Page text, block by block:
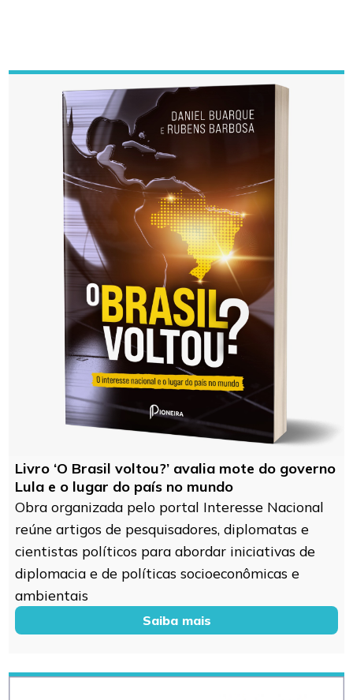
Livro ‘O Brasil voltou?’ avalia mote do governo
Lula e o lugar do país no mundo
Obra organizada pelo portal Interesse Nacional
reúne artigos de pesquisadores, diplomatas e
cientistas políticos para abordar iniciativas de
diplomacia e de políticas socioeconômicas e
ambientais
Saiba mais